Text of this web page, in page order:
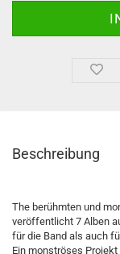
Beschreibung
The berühmten und
veröffentlicht 7 Alben
für die Band als auch
Ein monströses